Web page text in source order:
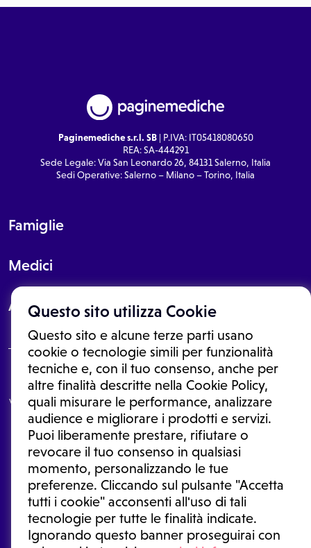
Questo sito utilizza Cookie
Questo sito e alcune terze parti usano
cookie o tecnologie simili per funzionalità
tecniche e, con il tuo consenso, anche per
altre finalità descritte nella Cookie Policy,
quali misurare le performance, analizzare
audience e migliorare i prodotti e servizi.
Puoi liberamente prestare, rifiutare o
revocare il tuo consenso in qualsiasi
momento, personalizzando le tue
preferenze. Cliccando sul pulsante "Accetta
tutti i cookie" acconsenti all'uso di tali
tecnologie per tutte le finalità indicate.
Ignorando questo banner proseguirai con
Paginemediche s.r.l. SB| P.IVA: IT05418080650
REA: SA-444291
Sede Legale: Via San Leonardo 26, 84131 Salerno, Italia
Sedi Operative: Salerno – Milano – Torino, Italia
Famiglie
Medici
About
Le informazioni proposte in questo sito non sono un consulto medico.
In nessun caso, queste informazioni sostituiscono un consulto, una
visita o una diagnosi formulata dal medico. Non si devono considerare
le informazioni disponibili come suggerimenti per la formulazione di
una diagnosi, la determinazione di un trattamento o l'assunzione o
sospensione di un farmaco senza prima consultare un medico di
medicina generale o uno specialista.
Condizioni di utilizzo|Privacy Policy |Gestione cookie
Ⓒ 2026 | Tutti i diritti riservati.